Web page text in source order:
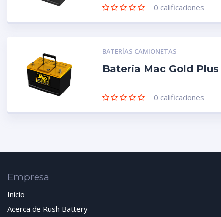
0 calificaciones
BATERÍAS CAMIONETAS
Batería Mac Gold Plus
0 calificaciones
Empresa
Inicio
Acerca de Rush Battery